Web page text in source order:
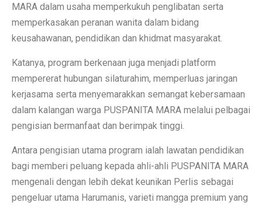
MARA dalam usaha memperkukuh penglibatan serta
memperkasakan peranan wanita dalam bidang
keusahawanan, pendidikan dan khidmat masyarakat.
Katanya, program berkenaan juga menjadi platform
mempererat hubungan silaturahim, memperluas jaringan
kerjasama serta menyemarakkan semangat kebersamaan
dalam kalangan warga PUSPANITA MARA melalui pelbagai
pengisian bermanfaat dan berimpak tinggi.
Antara pengisian utama program ialah lawatan pendidikan
bagi memberi peluang kepada ahli-ahli PUSPANITA MARA
mengenali dengan lebih dekat keunikan Perlis sebagai
pengeluar utama Harumanis, varieti mangga premium yang